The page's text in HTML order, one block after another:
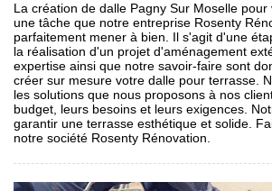
La création de dalle Pagny Sur Moselle
une tâche que notre entreprise Rosenty
parfaitement mener à bien. Il s'agit d'une
la réalisation d'un projet d'aménagement
expertise ainsi que notre savoir-faire sont
créer sur mesure votre dalle pour terrasse.
les solutions que nous proposons à nos
budget, leurs besoins et leurs exigences.
garantir une terrasse esthétique et solide.
notre société Rosenty Rénovation.